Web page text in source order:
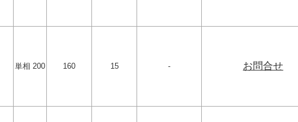
単相 200 160 15 - お問合せ